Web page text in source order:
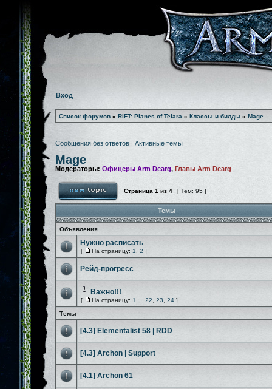
Вход
Список форумов » RIFT: Planes of Telara » Классы и билды » Mage
Сообщения без ответов | Активные темы
Mage
Модераторы: Офицеры Arm Dearg, Главы Arm Dearg
Страница 1 из 4 [ Тем: 95 ]
Темы
Объявления
Нужно расписать
[ На страницу: 1 2 ]
Рейд-прогресс
Важно!!!
[ На страницу: 1 22 23 24 ]
Темы
[4.3] Elementalist 58 | RDD
[4.3] Archon | Support
[4.1] Archon 61